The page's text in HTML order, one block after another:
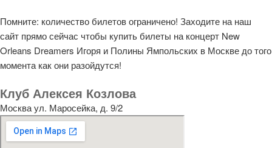
Помните: количество билетов ограничено! Заходите на наш
сайт прямо сейчас чтобы купить билеты на концерт New
Orleans Dreamers Игоря и Полины Ямпольских в Москве до того
момента как они разойдутся!
Клуб Алексея Козлова
Москва ул. Маросейка, д. 9/2